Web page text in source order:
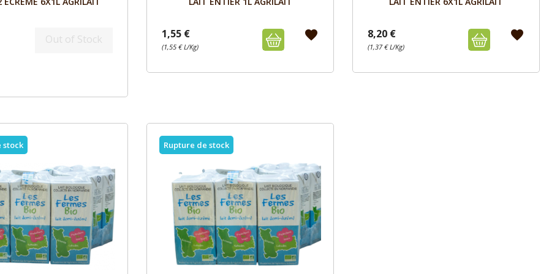
Out of Stock 1,55 €
(1,55 € L/Kg)
favorite 8,20 €
(1,37 € L/Kg)
favorite
stock Rupture de stock